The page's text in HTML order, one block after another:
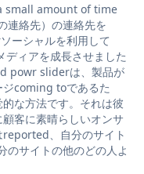
small amount of time
連絡先）の連絡先を
ーシャルを利用して
ィアを成長させました
powr sliderは、製品が
ジcoming toであるた
な方法です。それは彼
客に素晴らしいオンサ
reported、自分のサイト
のサイトの他のどの人よ